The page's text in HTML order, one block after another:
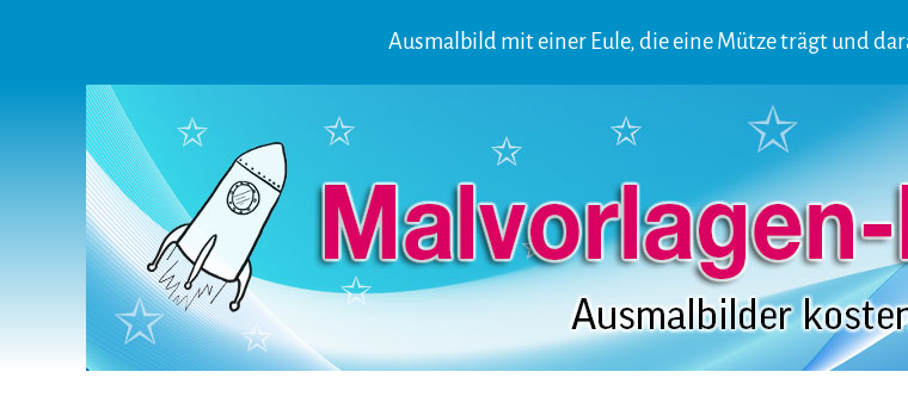
Ausmalbild mit einer Eule, die eine Mütze trägt und